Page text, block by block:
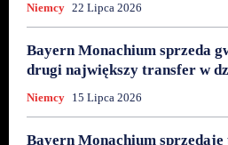
Niemcy 22 Lipca 2026
Bayern Monachium sprzeda
drugi największy transfer w
Niemcy 15 Lipca 2026
Bayern Monachium